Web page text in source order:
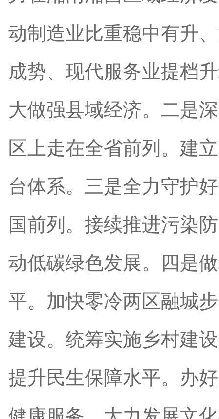
动制造业比重稳中有升
成势、现代服务业提档
大做强县域经济。二是
区上走在全省前列。建
台体系。三是全力守护
国前列。接续推进污染
动低碳绿色发展。四是
平。加快零冷两区融城
建设。统筹实施乡村建
提升民生保障水平。办